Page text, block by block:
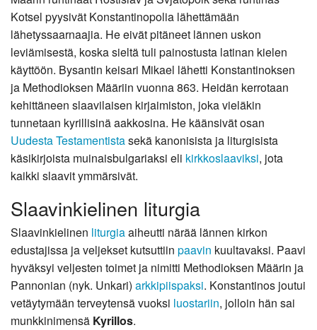
Kotsel pyysivät Konstantinopolia lähettämään
lähetyssaarnaajia. He eivät pitäneet lännen uskon
leviämisestä, koska sieltä tuli painostusta latinan kielen
käyttöön. Bysantin keisari Mikael lähetti Konstantinoksen
ja Methodioksen Määriin vuonna 863. Heidän kerrotaan
kehittäneen slaavilaisen kirjaimiston, joka vieläkin
tunnetaan kyrillisinä aakkosina. He käänsivät osan
Uudesta Testamentistasekä kanonisista ja liturgisista
käsikirjoista muinaisbulgariaksi eli kirkkoslaaviksi, jota
kaikki slaavit ymmärsivät.
Slaavinkielinen liturgia
Slaavinkielinen liturgiaaiheutti närää lännen kirkon
edustajissa ja veljekset kutsuttiin paavin kuultavaksi. Paavi
hyväksyi veljesten toimet ja nimitti Methodioksen Määrin ja
Pannonian (nyk. Unkari) arkkipiispaksi. Konstantinos joutui
vetäytymään terveytensä vuoksi luostariin, jolloin hän sai
munkkinimensä Kyrillos.